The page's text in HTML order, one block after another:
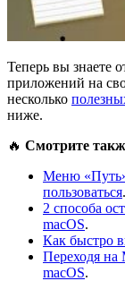
Теперь вы знаете
приложений на
несколько
ниже.
🔥 Смотрите
Меню «Путь»
пользоваться.
2 способа
macOS.
Как быстро
Переходя на
macOS.